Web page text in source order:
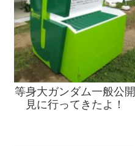
等身大ガンダム一般公開
見に行ってきたよ！